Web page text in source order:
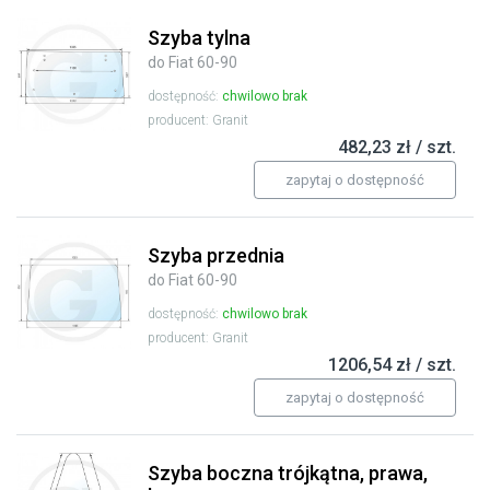
Szyba tylna
do Fiat 60-90
dostępność: chwilowo brak
producent: Granit
482,23 zł / szt.
zapytaj o dostępność
Szyba przednia
do Fiat 60-90
dostępność: chwilowo brak
producent: Granit
1206,54 zł / szt.
zapytaj o dostępność
Szyba boczna trójkątna, prawa,